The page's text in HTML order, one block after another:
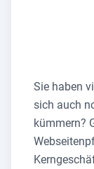
Sie haben
sich auch
kümmern?